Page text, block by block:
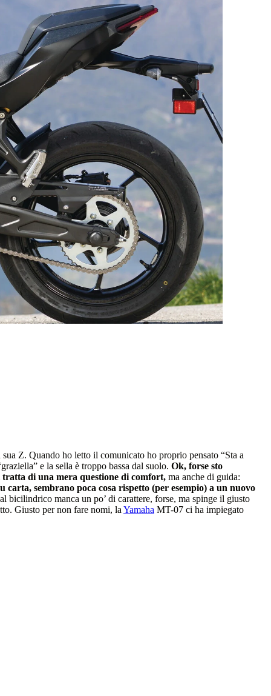
sua Z. Quando ho letto il comunicato ho proprio pensato “Sta a
e la sella è troppo bassa dal suolo. Ok, forse sto
tratta di una mera questione di comfort, ma anche di guida:
sembrano poca cosa rispetto (per esempio) a un nuovo
bicilindrico manca un po’ di carattere, forse, ma spinge il giusto
Giusto per non fare nomi, laYamaha MT-07 ci ha impiegato